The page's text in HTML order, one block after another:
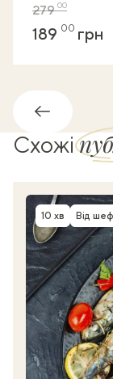
27900
189 00 грн
Назад
Схожі
Час
10 хв Від